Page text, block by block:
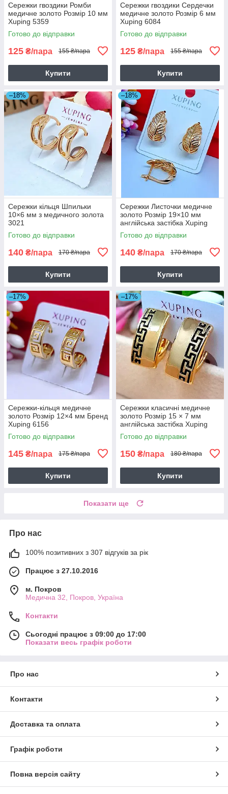
Сережки гвоздики Ромби
медичне золото Розмір 10 мм
Xuping 5359
Готово до відправки
125 ₴/пара 155 ₴/пара
Купити
Сережки гвоздики Сердечки
медичне золото Розмір 6 мм
Xuping 6084
Готово до відправки
125 ₴/пара 155 ₴/пара
Купити
–18%
Сережки кільця Шпильки
10×6 мм з медичного золота
3021
Готово до відправки
140 ₴/пара 170 ₴/пара
Купити
–18%
Сережки Листочки медичне
золото Розмір 19×10 мм
англійська застібка Xuping
6102
Готово до відправки
140 ₴/пара 170 ₴/пара
Купити
–17%
Сережки-кільця медичне
золото Розмір 12×4 мм Бренд
Xuping 6156
Готово до відправки
145 ₴/пара 175 ₴/пара
Купити
–17%
Сережки класичні медичне
золото Розмір 15 × 7 мм
англійська застібка Xuping
6081
Готово до відправки
150 ₴/пара 180 ₴/пара
Купити
Показати ще
Про нас
100% позитивних з 307 відгуків за рік
Працює з 27.10.2016
м. Покров
Медична 32, Покров, Україна
Контакти
Сьогодні працює з 09:00 до 17:00
Показати весь графік роботи
Про нас
Контакти
Доставка та оплата
Графік роботи
Повна версія сайту